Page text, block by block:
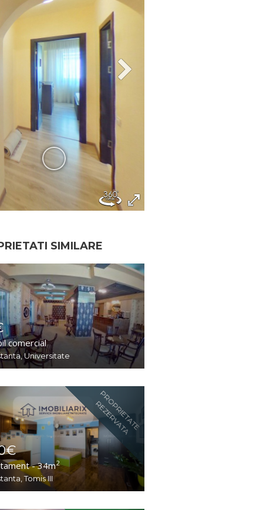
SIMILARE
comercial
Universitate
PROPRIETATE
REZERVATA
- 34m2
Tomis III